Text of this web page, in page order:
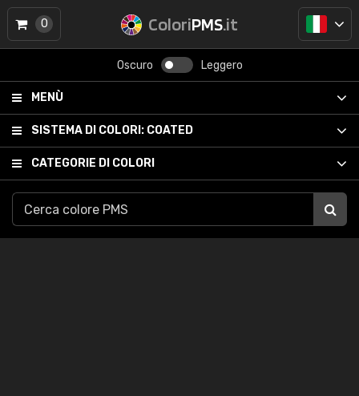
ColoriPMS.it
Oscuro Leggero
MENÙ
SISTEMA DI COLORI: COATED
CATEGORIE DI COLORI
0